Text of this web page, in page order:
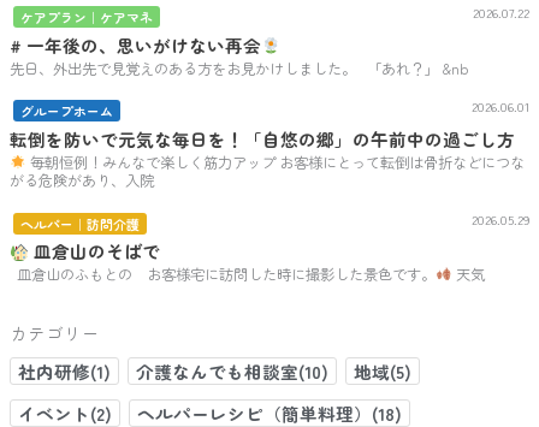
ケアプラン｜ケアマネ 2026.07.22
# 一年後の、思いがけない再会
先日、外出先で見覚えのある方をお見かけしました。 「あれ？」 &nb
グループホーム 2026.06.01
転倒を防いで元気な毎日を！「自悠の郷」の午前中の過ごし方
毎朝恒例！みんなで楽しく筋力アップ お客様にとって転倒は骨折などにつな
がる危険があり、入院
ヘルパー｜訪問介護 2026.05.29
皿倉山のそばで
皿倉山のふもとの お客様宅に訪問した時に撮影した景色です。 天気
カテゴリー
社内研修(1)
介護なんでも相談室(10)
地域(5)
イベント(2)
ヘルパーレシピ（簡単料理）(18)